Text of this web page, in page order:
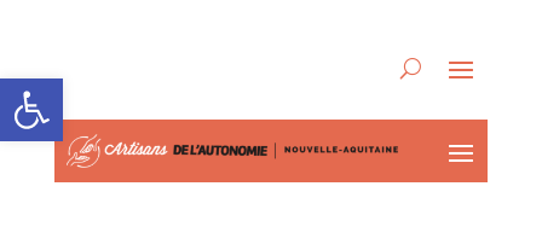
Ouvrir la barre d’outils